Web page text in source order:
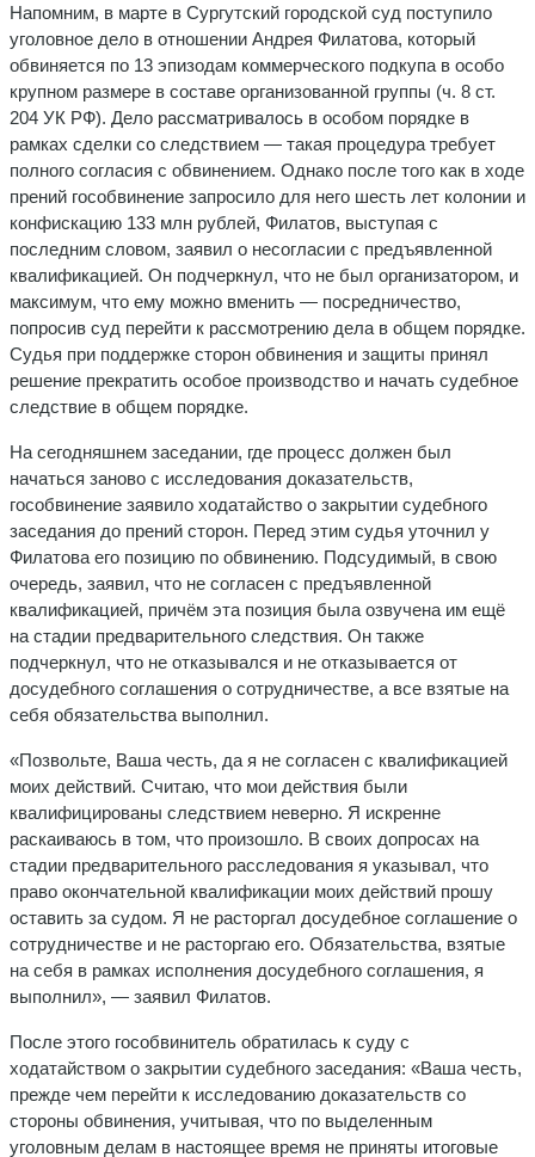
Напомним, в марте в Сургутский городской суд поступило
уголовное дело в отношении Андрея Филатова, который
обвиняется по 13 эпизодам коммерческого подкупа в особо
крупном размере в составе организованной группы (ч. 8 ст.
204 УК РФ). Дело рассматривалось в особом порядке в
рамках сделки со следствием — такая процедура требует
полного согласия с обвинением. Однако после того как в ходе
прений гособвинение запросило для него шесть лет колонии и
конфискацию 133 млн рублей, Филатов, выступая с
последним словом, заявил о несогласии с предъявленной
квалификацией. Он подчеркнул, что не был организатором, и
максимум, что ему можно вменить — посредничество,
попросив суд перейти к рассмотрению дела в общем порядке.
Судья при поддержке сторон обвинения и защиты принял
решение прекратить особое производство и начать судебное
следствие в общем порядке.
На сегодняшнем заседании, где процесс должен был
начаться заново с исследования доказательств,
гособвинение заявило ходатайство о закрытии судебного
заседания до прений сторон. Перед этим судья уточнил у
Филатова его позицию по обвинению. Подсудимый, в свою
очередь, заявил, что не согласен с предъявленной
квалификацией, причём эта позиция была озвучена им ещё
на стадии предварительного следствия. Он также
подчеркнул, что не отказывался и не отказывается от
досудебного соглашения о сотрудничестве, а все взятые на
себя обязательства выполнил.
«Позвольте, Ваша честь, да я не согласен с квалификацией
моих действий. Считаю, что мои действия были
квалифицированы следствием неверно. Я искренне
раскаиваюсь в том, что произошло. В своих допросах на
стадии предварительного расследования я указывал, что
право окончательной квалификации моих действий прошу
оставить за судом. Я не расторгал досудебное соглашение о
сотрудничестве и не расторгаю его. Обязательства, взятые
на себя в рамках исполнения досудебного соглашения, я
выполнил», — заявил Филатов.
После этого гособвинитель обратилась к суду с
ходатайством о закрытии судебного заседания: «Ваша честь,
прежде чем перейти к исследованию доказательств со
стороны обвинения, учитывая, что по выделенным
уголовным делам в настоящее время не приняты итоговые